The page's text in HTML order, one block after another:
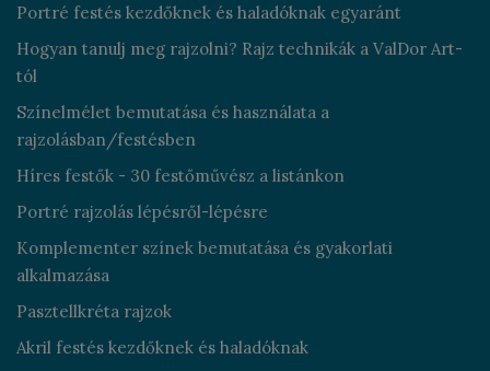
Portré festés kezdőknek és haladóknak egyaránt
Hogyan tanulj meg rajzolni? Rajz technikák a ValDor Art-
tól
Színelmélet bemutatása és használata a
rajzolásban/festésben
Híres festők - 30 festőművész a listánkon
Portré rajzolás lépésről-lépésre
Komplementer színek bemutatása és gyakorlati
alkalmazása
Pasztellkréta rajzok
Akril festés kezdőknek és haladóknak